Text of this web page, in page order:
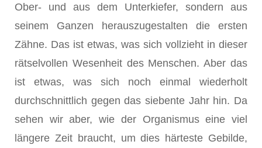
Ober- und aus dem Unterkiefer, sondern aus
seinem Ganzen herauszugestalten die ersten
Zähne. Das ist etwas, was sich vollzieht in dieser
rätselvollen Wesenheit des Menschen. Aber das
ist etwas, was sich noch einmal wiederholt
durchschnittlich gegen das siebente Jahr hin. Da
sehen wir aber, wie der Organismus eine viel
längere Zeit braucht, um dies härteste Gebilde,